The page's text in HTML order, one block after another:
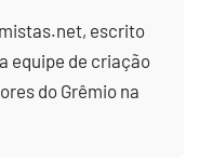
escrito
equipe de criação
do Grêmio na